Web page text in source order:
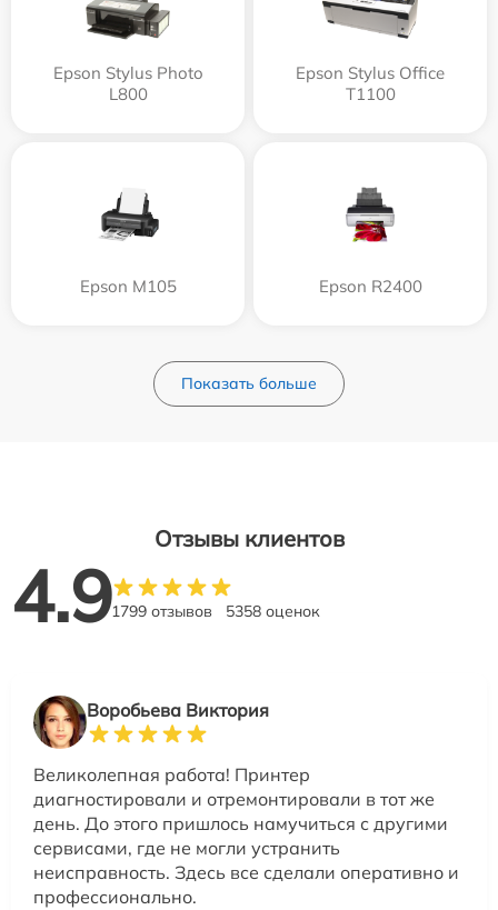
Epson Stylus Photo
L800
Epson Stylus Office
T1100
Epson M105 Epson R2400
Показать больше
Отзывы клиентов
4.91799 отзывов 5358 оценок
Воробьева Виктория
Великолепная работа! Принтер
диагностировали и отремонтировали в тот же
день. До этого пришлось намучиться с другими
сервисами, где не могли устранить
неисправность. Здесь все сделали оперативно и
профессионально.